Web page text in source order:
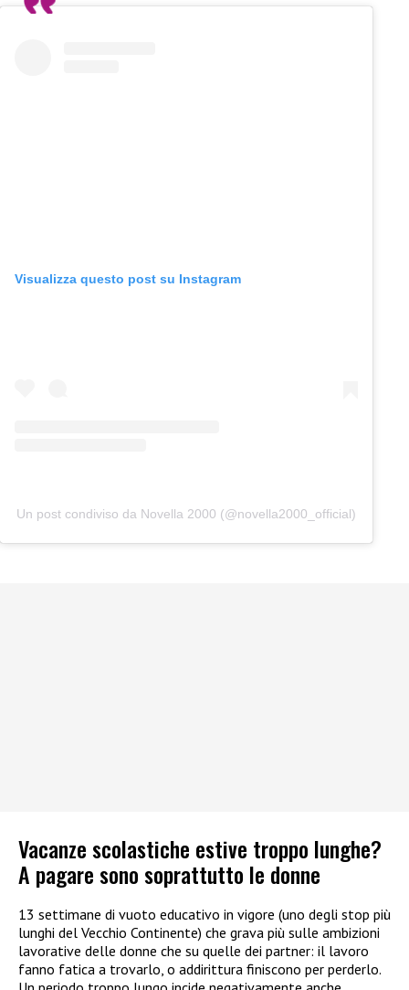
Visualizza questo post su Instagram
Un post condiviso da Novella 2000 (@novella2000_official)
Vacanze scolastiche estive troppo lunghe?
A pagare sono soprattutto le donne
13 settimane di vuoto educativo in vigore (uno degli stop più
lunghi del Vecchio Continente) che grava più sulle ambizioni
lavorative delle donne che su quelle dei partner: il lavoro
fanno fatica a trovarlo, o addirittura finiscono per perderlo.